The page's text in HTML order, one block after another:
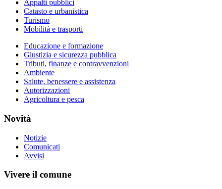
Appalti pubblici
Catasto e urbanistica
Turismo
Mobilità e trasporti
Educazione e formazione
Giustizia e sicurezza pubblica
Tributi, finanze e contravvenzioni
Ambiente
Salute, benessere e assistenza
Autorizzazioni
Agricoltura e pesca
Novità
Notizie
Comunicati
Avvisi
Vivere il comune